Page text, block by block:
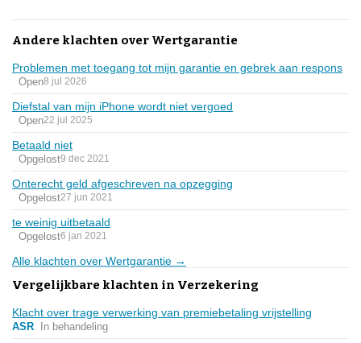
Andere klachten over Wertgarantie
Problemen met toegang tot mijn garantie en gebrek aan respons
Open8 jul 2026
Diefstal van mijn iPhone wordt niet vergoed
Open22 jul 2025
Betaald niet
Opgelost9 dec 2021
Onterecht geld afgeschreven na opzegging
Opgelost27 jun 2021
te weinig uitbetaald
Opgelost6 jan 2021
Alle klachten over Wertgarantie →
Vergelijkbare klachten in Verzekering
Klacht over trage verwerking van premiebetaling vrijstelling
ASR In behandeling